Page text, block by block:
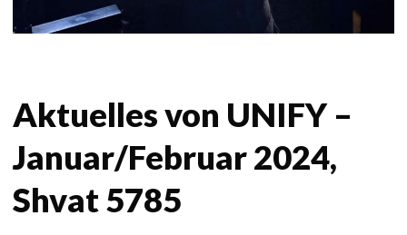
Aktuelles von UNIFY –
Januar/Februar 2024,
Shvat 5785